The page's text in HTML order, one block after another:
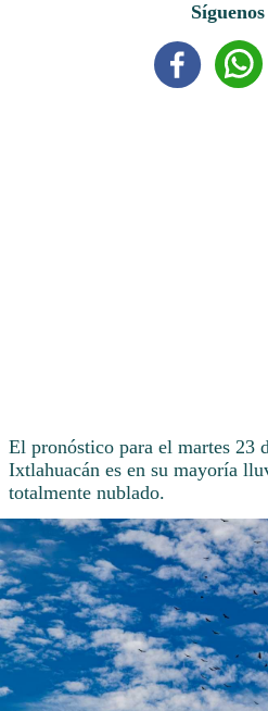
El pronóstico para el martes 23
Ixtlahuacán es en su mayoría
totalmente nublado.